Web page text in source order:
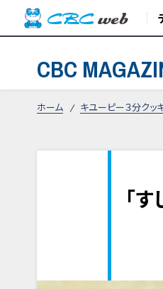
CBC
ホーム キユーピー３分クッ
「